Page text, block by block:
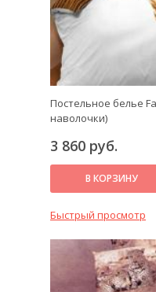
Постельное белье
наволочки)
3 860 руб.
В КОРЗИНУ
Быстрый просмотр